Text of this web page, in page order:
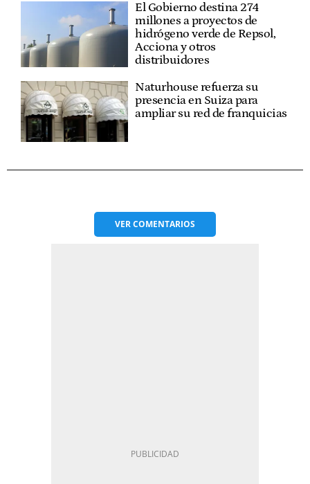
El Gobierno destina 274
millones a proyectos de
hidrógeno verde de Repsol,
Acciona y otros
distribuidores
Naturhouse refuerza su
presencia en Suiza para
ampliar su red de franquicias
VERCOMENTARIOS